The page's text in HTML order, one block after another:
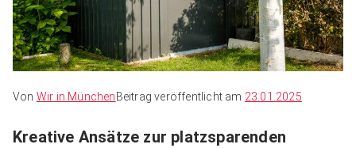
Von Wir in München Beitrag veröffentlicht am 23.01.2025
Kreative Ansätze zur platzsparenden